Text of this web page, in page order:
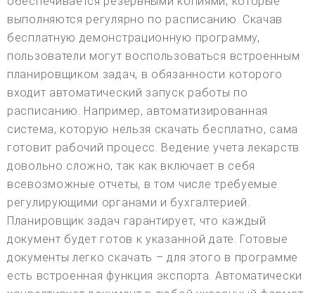
выполняются регулярно по расписанию. Скачав
бесплатную демонстрационную программу,
пользователи могут воспользоваться встроенным
планировщиком задач, в обязанности которого
входит автоматический запуск работы по
расписанию. Например, автоматизированная
система, которую нельзя скачать бесплатно, сама
готовит рабочий процесс. Ведение учета лекарств
довольно сложно, так как включает в себя
всевозможные отчеты, в том числе требуемые
регулирующими органами и бухгалтерией.
Планировщик задач гарантирует, что каждый
документ будет готов к указанной дате. Готовые
документы легко скачать – для этого в программе
есть встроенная функция экспорта. Автоматически